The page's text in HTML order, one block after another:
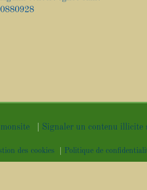
Signaler un contenu illicite
des cookies Politique de